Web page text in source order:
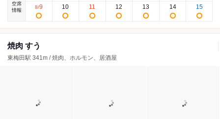
空席
情報
8/9 10 11 12 13 14 15
焼肉 すう
東梅田駅 341m / 焼肉、ホルモン、居酒屋